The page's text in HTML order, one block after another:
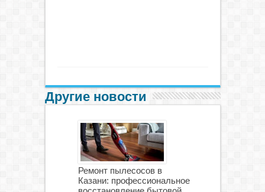
Другие новости
Ремонт пылесосов в
Казани: профессиональное